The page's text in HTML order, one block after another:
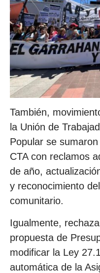
También,
la Unión de
Popular se
CTA con reclamos
de año,
y reconocimiento
comunitario.
Igualmente,
propuesta de
modificar la Ley
automática de la